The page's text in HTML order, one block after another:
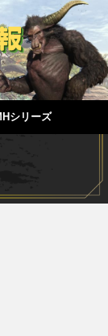
シリーズ